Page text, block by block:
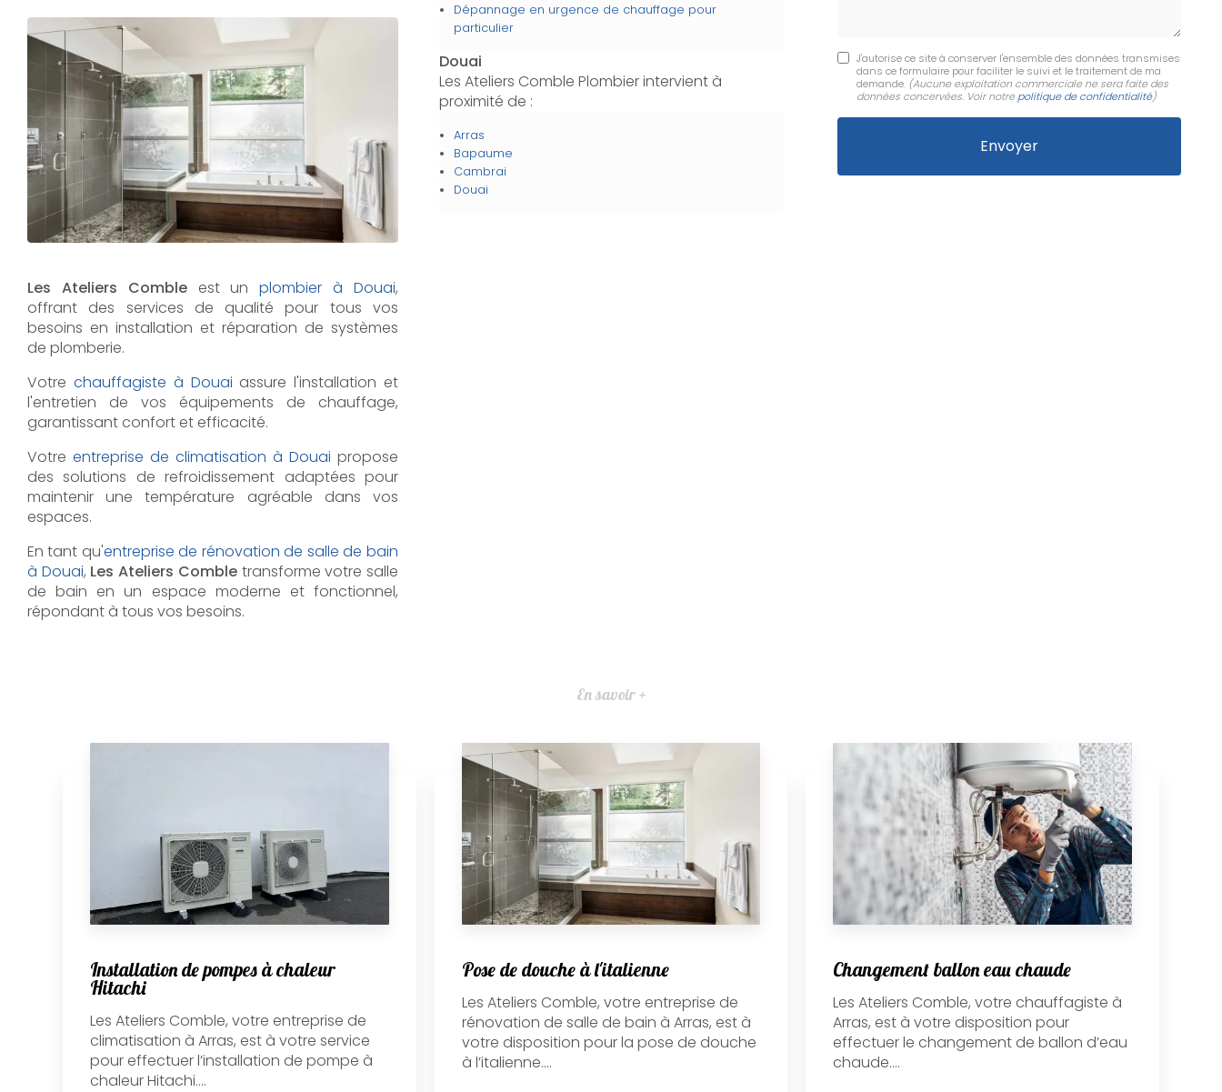
Les Ateliers Combleest unplombier à Douai,
offrant des services de qualité pour tous vos
besoins en installation et réparation de systèmes
de plomberie.
Votre chauffagiste à Douai assure l'installation et
l'entretien de vos équipements de chauffage,
garantissant confort et efficacité.
Votre entreprise de climatisation à Douai propose
des solutions de refroidissement adaptées pour
maintenir une température agréable dans vos
espaces.
En tant qu'entreprise de rénovation de salle de bain
à Douai, Les Ateliers Combletransforme votre salle
de bain en un espace moderne et fonctionnel,
répondant à tous vos besoins.
Dépannage en urgence de chauffage pour
particulier
Douai
Les Ateliers Comble Plombier intervient à
proximité de :
Arras
Bapaume
Cambrai
Douai
J'autorise ce site à conserver l'ensemble des données transmises
dans ce formulaire pour faciliter le suivi et le traitement de ma
demande. (Aucune exploitation commerciale ne sera faite des
données concervées. Voir notre politique de confidentialité)
En savoir +
Installation de pompes à chaleur
Hitachi
Les Ateliers Comble, votre entreprise de
climatisation à Arras, est à votre service
pour effectuer l’installation de pompe à
chaleur Hitachi....
Pose de douche à l'italienne
Les Ateliers Comble, votre entreprise de
rénovation de salle de bain à Arras, est à
votre disposition pour la pose de douche
à l’italienne....
Changement ballon eau chaude
Les Ateliers Comble, votre chauffagiste à
Arras, est à votre disposition pour
effectuer le changement de ballon d’eau
chaude....